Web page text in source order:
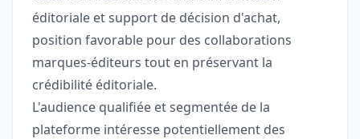
éditoriale et support de décision d'achat,
position favorable pour des collaborations
marques-éditeurs tout en préservant la
crédibilité éditoriale.
L'audience qualifiée et segmentée de la
plateforme intéresse potentiellement des